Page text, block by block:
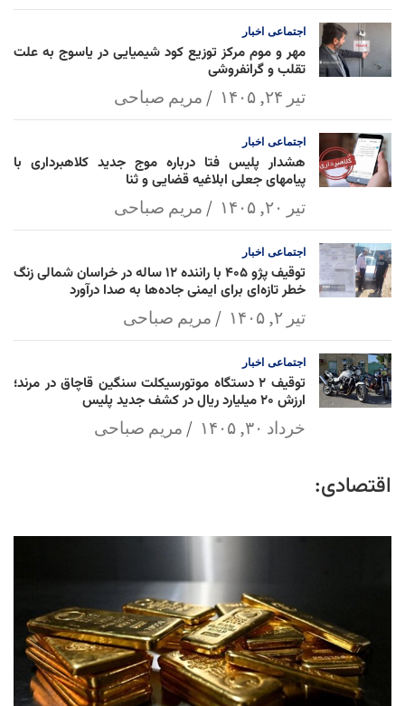
p
k
l
اجتماعی اخبار
مهر و موم مرکز توزیع کود شیمیایی در یاسوج به علت
تقلب و گرانفروشی
تیر ۲۴, ۱۴۰۵ مریم صباحی
اجتماعی اخبار
هشدار پلیس فتا درباره موج جدید کلاهبرداری با
پیامهای جعلی ابلاغیه قضایی و ثنا
تیر ۲۰, ۱۴۰۵ مریم صباحی
اجتماعی اخبار
توقیف پژو ۴۰۵ با راننده ۱۲ ساله در خراسان شمالی زنگ
خطر تازه‌ای برای ایمنی جاده‌ها به صدا درآورد
تیر ۲, ۱۴۰۵ مریم صباحی
اجتماعی اخبار
توقیف ۲ دستگاه موتورسیکلت سنگین قاچاق در مرند؛
ارزش ۲۰ میلیارد ریال در کشف جدید پلیس
خرداد ۳۰, ۱۴۰۵ مریم صباحی
اقتصادی: